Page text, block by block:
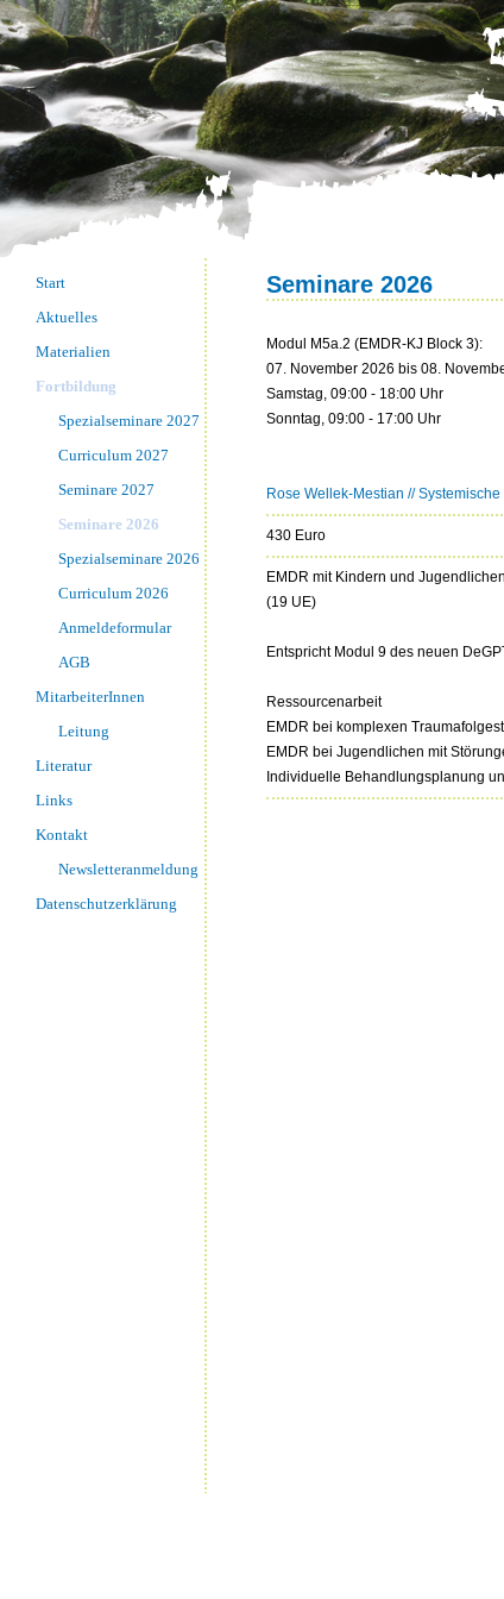
Seminare 2026
Modul M5a.2 (EMDR-KJ Block 3):
07. November 2026 bis 08.
Samstag, 09:00 - 18:00 Uhr
Sonntag, 09:00 - 17:00 Uhr
Rose Wellek-Mestian //
430 Euro
EMDR mit Kindern und
(19 UE)
Entspricht Modul 9 des neuen
Ressourcenarbeit
EMDR bei komplexen
EMDR bei Jugendlichen mit
Individuelle Behandlungsplanung
Start
Aktuelles
Materialien
Fortbildung
Spezialseminare 2027
Curriculum 2027
Seminare 2027
Seminare 2026
Spezialseminare 2026
Curriculum 2026
Anmeldeformular
AGB
MitarbeiterInnen
Leitung
Literatur
Links
Kontakt
Newsletteranmeldung
Datenschutzerklärung